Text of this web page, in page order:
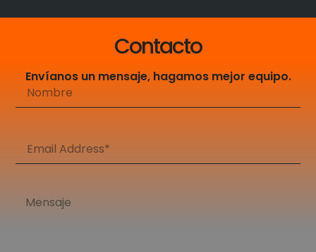
Contacto
Envíanos un mensaje, hagamos mejor equipo.